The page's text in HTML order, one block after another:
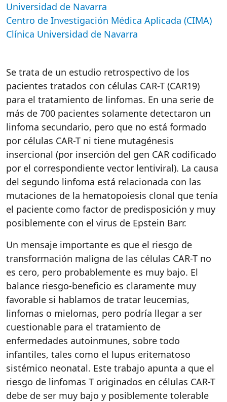
Universidad de Navarra
Centro de Investigación Médica Aplicada (CIMA)
Clínica Universidad de Navarra
Se trata de un estudio retrospectivo de los
pacientes tratados con células CAR-T (CAR19)
para el tratamiento de linfomas. En una serie de
más de 700 pacientes solamente detectaron un
linfoma secundario, pero que no está formado
por células CAR-T ni tiene mutagénesis
insercional (por inserción del gen CAR codificado
por el correspondiente vector lentiviral). La causa
del segundo linfoma está relacionada con las
mutaciones de la hematopoiesis clonal que tenía
el paciente como factor de predisposición y muy
posiblemente con el virus de Epstein Barr.
Un mensaje importante es que el riesgo de
transformación maligna de las células CAR-T no
es cero, pero probablemente es muy bajo. El
balance riesgo-beneficio es claramente muy
favorable si hablamos de tratar leucemias,
linfomas o mielomas, pero podría llegar a ser
cuestionable para el tratamiento de
enfermedades autoinmunes, sobre todo
infantiles, tales como el lupus eritematoso
sistémico neonatal. Este trabajo apunta a que el
riesgo de linfomas T originados en células CAR-T
debe de ser muy bajo y posiblemente tolerable